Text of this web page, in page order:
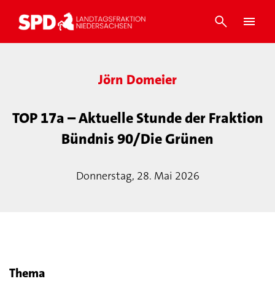
Jörn Domeier
TOP 17a – Aktuelle Stunde der Fraktion
Bündnis 90/Die Grünen
Donnerstag, 28. Mai 2026
Thema